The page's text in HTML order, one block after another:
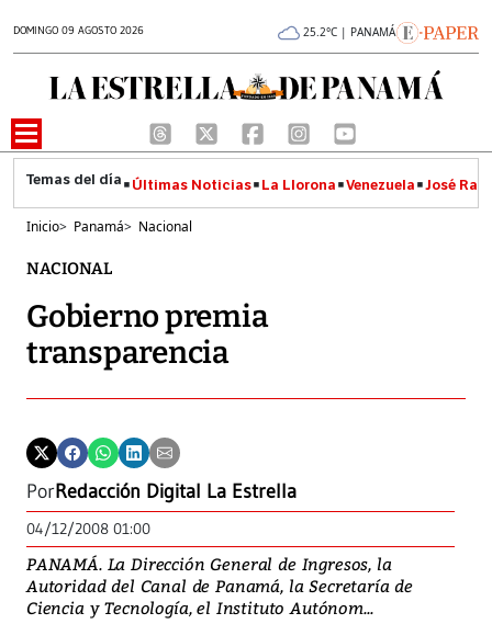
DOMINGO 09 AGOSTO 2026 25.2°C | PANAMÁ
Últimas Noticias La Llorona Venezuela José
Inicio> Panamá> Nacional
NACIONAL
Gobierno premia
transparencia
PorRedacción Digital La Estrella
04/12/2008 01:00
PANAMÁ. La Dirección General de Ingresos, la
Autoridad del Canal de Panamá, la Secretaría de
Ciencia y Tecnología, el Instituto Autónom...